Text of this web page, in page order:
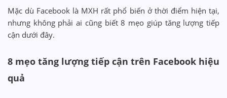
Mặc dù Facebook là MXH rất phổ biến ở thời điểm hiện tại,
nhưng không phải ai cũng biết 8 mẹo giúp tăng lượng tiếp
cận dưới đây.
8 mẹo tăng lượng tiếp cận trên Facebook hiệu
quả